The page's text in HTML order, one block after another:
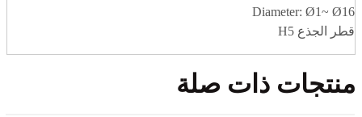
Diameter: Ø1~ Ø16
قطر الجذع H5
منتجات ذات صلة